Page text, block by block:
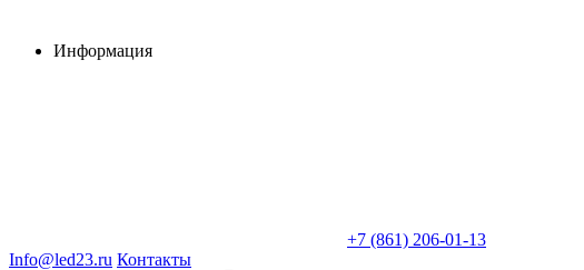
Информация
+7 (861) 206-01-13
Info@led23.ru Контакты